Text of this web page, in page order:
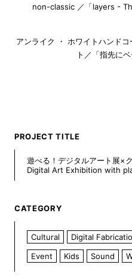
non-classic ／「layers -
アンライク ・ ホワイトハンド
ト／「指先に
PROJECT TITLE
遊べる！デジタルアート展×
Digital Art Exhibition with
CATEGORY
Cultural Digital
Event
Kids Sound